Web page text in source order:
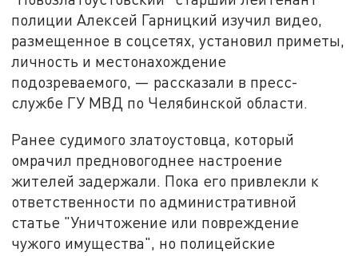
полиции Алексей Гарницкий изучил видео,
размещенное в соцсетях, установил приметы,
личность и местонахождение
подозреваемого, — рассказали в пресс-
службе ГУ МВД по Челябинской области.
Ранее судимого златоустовца, который
омрачил предновогоднее настроение
жителей задержали. Пока его привлекли к
ответственности по административной
статье "Уничтожение или повреждение
чужого имущества", но полицейские